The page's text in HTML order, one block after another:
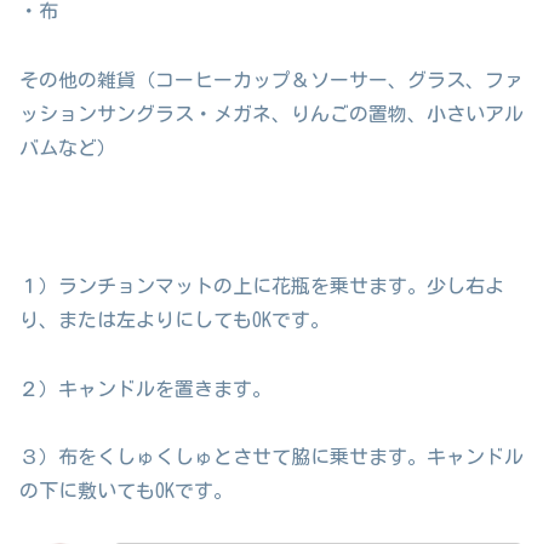
・布
その他の雑貨（コーヒーカップ＆ソーサー、グラス、ファ
ッションサングラス・メガネ、りんごの置物、小さいアル
バムなど）
１）ランチョンマットの上に花瓶を乗せます。少し右よ
り、または左よりにしてもOKです。
２）キャンドルを置きます。
３）布をくしゅくしゅとさせて脇に乗せます。キャンドル
の下に敷いてもOKです。